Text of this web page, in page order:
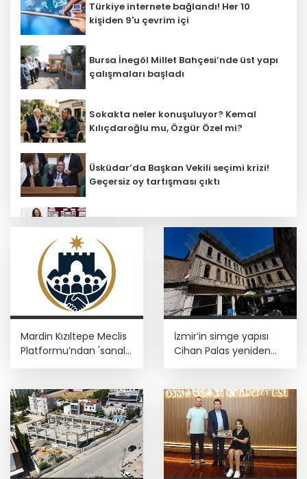
Türkiye internete bağlandı! Her 10
kişiden 9'u çevrim içi
Bursa İnegöl Millet Bahçesi’nde üst yapı
çalışmaları başladı
Sokakta neler konuşuluyor? Kemal
Kılıçdaroğlu mu, Özgür Özel mi?
Üsküdar’da Başkan Vekili seçimi krizi!
Geçersiz oy tartışması çıktı
açıklandı
Başkan Aydın, Osmangazi Doğancı’da
talepleri dinledi
Üsküdar’da seçimi CHP’nin adayı Sibel
Tan Çetinkaya kazandı
adım: "Büyük Aile Platformu" kuruldu
Mardin Kızıltepe Meclis
Platformu’ndan 'sanal
İzmir’in simge yapısı
Cihan Palas yeniden